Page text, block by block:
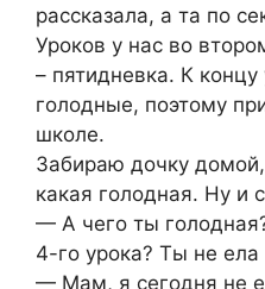
рассказала, а та по
Уроков у нас во
– пятидневка. К
голодные, поэтому
школе.
Забираю дочку
какая голодная. Ну и
— А чего ты
4-го урока? Ты не
— Мам, я сегодня не